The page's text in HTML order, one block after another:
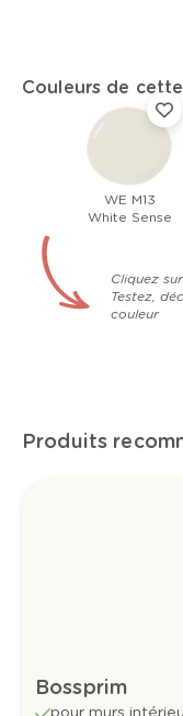
Couleurs de
WE M13
White Sense
Cliquez
Testez,
couleur
Produits
Bossprim
pour murs